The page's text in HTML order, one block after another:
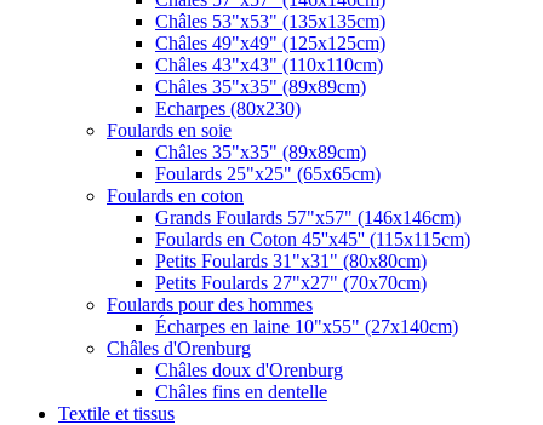
Châles 53"x53" (135x135cm)
Châles 49"x49" (125x125cm)
Châles 43"x43" (110x110cm)
Châles 35"x35" (89x89cm)
Echarpes (80х230)
Foulards en soie
Châles 35"x35" (89x89cm)
Foulards 25"x25" (65x65cm)
Foulards en coton
Grands Foulards 57"x57" (146x146cm)
Foulards en Coton 45''x45'' (115x115cm)
Petits Foulards 31"x31" (80x80cm)
Petits Foulards 27"x27" (70x70cm)
Foulards pour des hommes
Écharpes en laine 10"x55" (27x140cm)
Châles d'Orenburg
Châles doux d'Orenburg
Châles fins en dentelle
Textile et tissus